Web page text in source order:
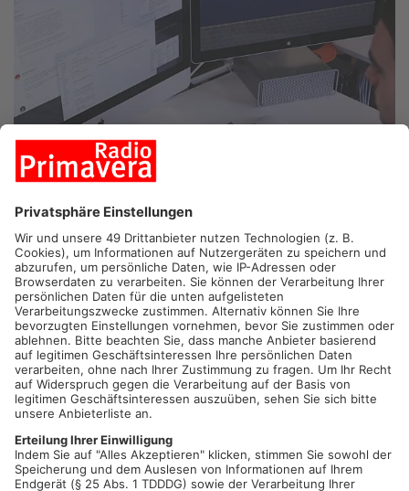
LINSENGERICHT.In Linsengericht droht den Ortsbeiräten das
Aus. Nach der Kommunalwahl 2026 könnten die Gremien
abgeschafft werden, da immer weniger Menschen bereit sind,
sich ehrenamtlich zu engagieren. Auch Bürgermeister Albert
Ungermann sieht hierin ein wachsendes Problem.
Entscheidung fällt im Januar 2025
Bis Januar 2025 muss die Gemeindevertretung über die
Zukunft der Ortsbeiräte entscheiden. Im Ortsteil Geislitz haben
sich die Mitglieder bereits für eine Abschaffung
ausgesprochen. Weitere Beratungen in den anderen
Ortsbeiräten folgen Anfang Januar, bevor die
Gemeindevertretung ein endgültiges Votum abgibt.